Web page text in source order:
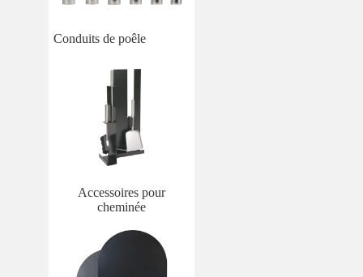
Conduits de poêle
Accessoires pour
cheminée